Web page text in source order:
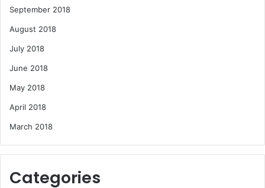
September 2018
August 2018
July 2018
June 2018
May 2018
April 2018
March 2018
Categories